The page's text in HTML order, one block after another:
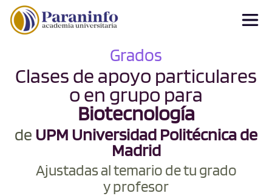
Grados
Clases de apoyo particulares
o en grupo para
Biotecnología
de UPM Universidad Politécnica de
Madrid
Ajustadas al temario de tu grado
y profesor